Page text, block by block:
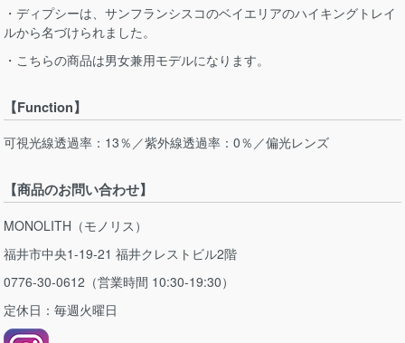
・ディプシーは、サンフランシスコのベイエリアのハイキングトレイ
ルから名づけられました。
・こちらの商品は男女兼用モデルになります。
【Function】
可視光線透過率：13％／紫外線透過率：0％／偏光レンズ
【商品のお問い合わせ】
MONOLITH（モノリス）
福井市中央1-19-21 福井クレストビル2階
0776-30-0612（営業時間 10:30-19:30）
定休日：毎週火曜日